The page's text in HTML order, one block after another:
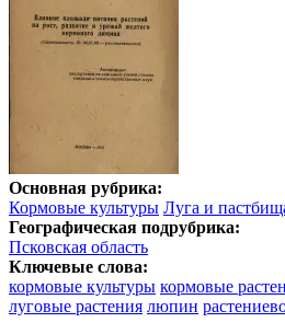
Основная рубрика:
Кормовые культуры Луга и
Географическая подрубрика:
Псковская область
Ключевые слова:
кормовые культуры кормовые
луговые растения люпин